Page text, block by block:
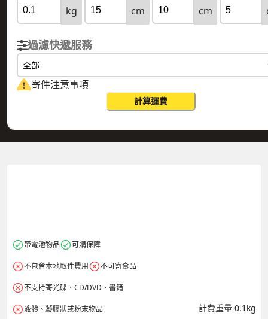
kg cm cm
過濾快遞服務
全部
寄件注意事項
計算運費
帶電池物品 可購保障
不包含本地取件費用 不可寄食品
不支持寄光碟、CD/DVD、書籍
液體、凝膠狀或粉末物品 計費重量 0.1 kg